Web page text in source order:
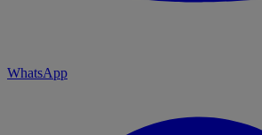
WhatsApp